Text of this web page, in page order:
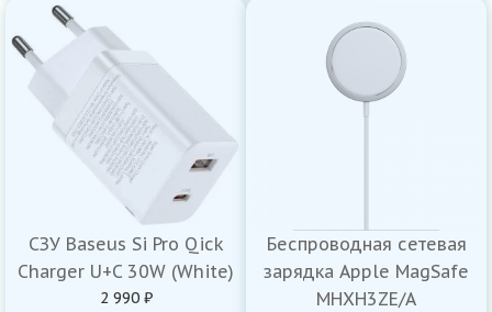
СЗУ Baseus Si Pro Qick
Charger U+C 30W (White)
2 990 ₽
Беспроводная сетевая
зарядка Apple MagSafe
MHXH3ZE/A